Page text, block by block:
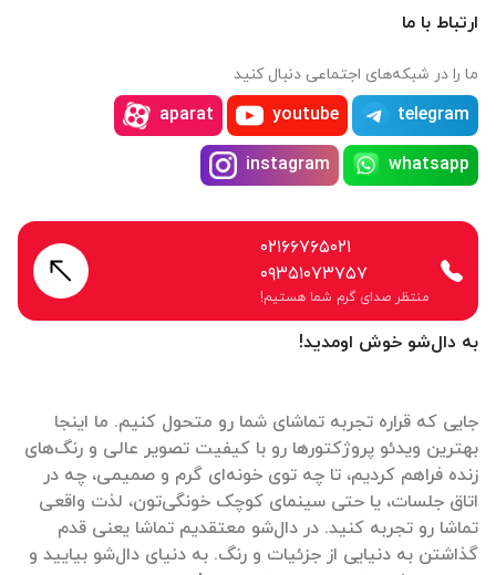
به دال‌شو خوش اومدید!
جایی که قراره تجربه تماشای شما رو متحول کنیم. ما اینجا
بهترین ویدئو پروژکتورها رو با کیفیت تصویر عالی و رنگ‌های
زنده فراهم کردیم، تا چه توی خونه‌ای گرم و صمیمی، چه در
اتاق جلسات، یا حتی سینمای کوچک خونگی‌تون، لذت واقعی
تماشا رو تجربه کنید. در دال‌شو معتقدیم تماشا یعنی قدم
گذاشتن به دنیایی از جزئیات و رنگ. به دنیای دال‌شو بیایید و
ارتباط با ما
ما را در شبکه‌های اجتماعی دنبال کنید
telegram
youtube
aparat
whatsapp
instagram
۰۲۱۶۶۷۶۵۰۲۱
۰۹۳۵۱۰۷۳۷۵۷
منتظر صدای گرم شما هستیم!